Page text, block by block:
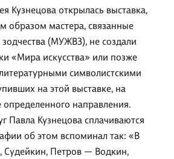
Кузнецова открылась выставка,
образом мастера, связанные
(МУЖВЗ), не создали
«Мира искусства» или позже
символистскими
на этой выставке, на
определенного направления.
Павла Кузнецова сплачиваются
об этом вспоминал так: «В
Судейкин, Петров — Водкин,